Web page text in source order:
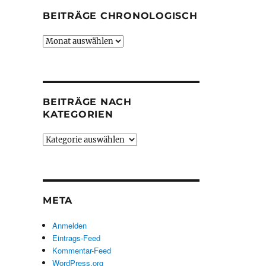
BEITRÄGE CHRONOLOGISCH
Beiträge
BEITRÄGE NACH
KATEGORIEN
Beiträge
META
Anmelden
Eintrags-Feed
Kommentar-Feed
WordPress.org